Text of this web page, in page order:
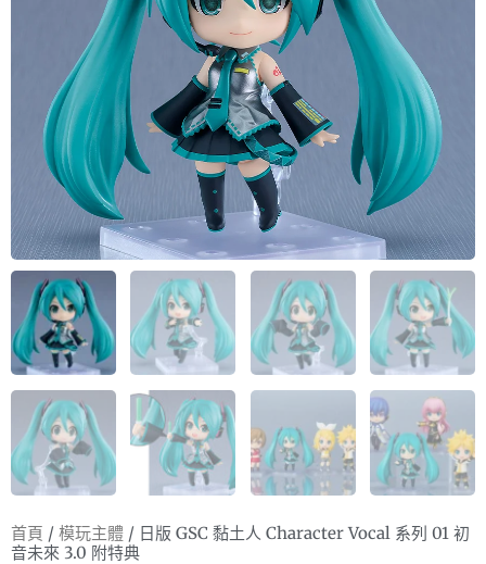
首頁 / 模玩主體 / 日版 GSC 黏土人 Character Vocal 系列 01 初
音未來 3.0 附特典